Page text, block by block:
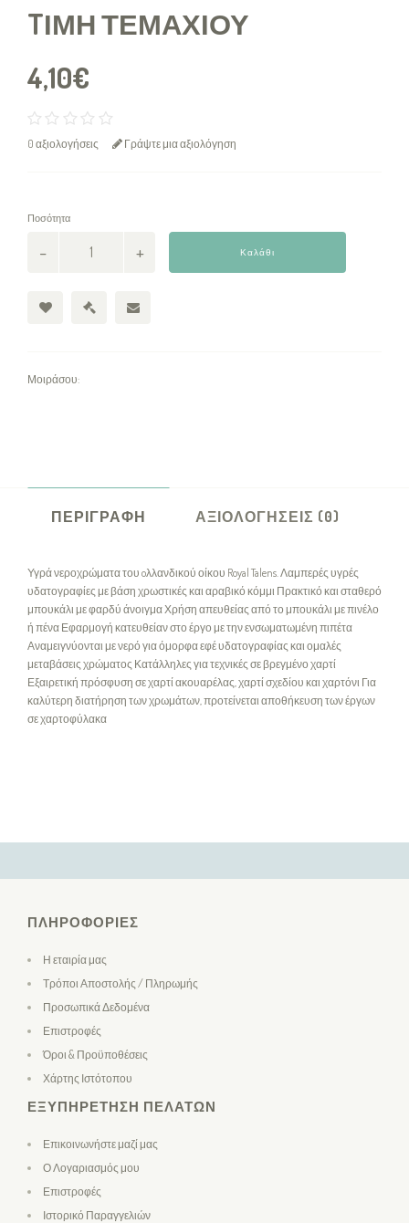
TΙΜΉ ΤΕΜΑΧΊΟΥ
4,10€
0 αξιολογήσεις Γράψτε μια αξιολόγηση
Ποσότητα
Καλάθι
Μοιράσου:
ΠΕΡΙΓΡΑΦΉ ΑΞΙΟΛΟΓΉΣΕΙΣ (0)
Υγρά νεροχρώματα του oλλανδικού οίκου Royal Talens. Λαμπερές υγρές
υδατογραφίες με βάση χρωστικές και αραβικό κόμμι Πρακτικό και σταθερό
μπουκάλι με φαρδύ άνοιγμα Χρήση απευθείας από το μπουκάλι με πινέλο
ή πένα Εφαρμογή κατευθείαν στο έργο με την ενσωματωμένη πιπέτα
Αναμειγνύονται με νερό για όμορφα εφέ υδατογραφίας και ομαλές
μεταβάσεις χρώματος Κατάλληλες για τεχνικές σε βρεγμένο χαρτί
Εξαιρετική πρόσφυση σε χαρτί ακουαρέλας, χαρτί σχεδίου και χαρτόνι Για
καλύτερη διατήρηση των χρωμάτων, προτείνεται αποθήκευση των έργων
σε χαρτοφύλακα
ΠΛΗΡΟΦΟΡΊΕΣ
Η εταιρία μας
Τρόποι Αποστολής / Πληρωμής
Προσωπικά Δεδομένα
Επιστροφές
Όροι & Προϋποθέσεις
Χάρτης Ιστότοπου
ΕΞΥΠΗΡΈΤΗΣΗ ΠΕΛΑΤΏΝ
Επικοινωνήστε μαζί μας
Ο Λογαριασμός μου
Επιστροφές
Ιστορικό Παραγγελιών